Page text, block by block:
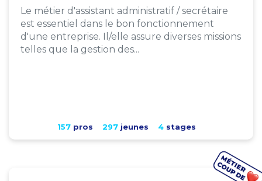
Le métier d'assistant administratif / secrétaire
est essentiel dans le bon fonctionnement
d'une entreprise. Il/elle assure diverses missions
telles que la gestion des...
157pros 297jeunes 4stages